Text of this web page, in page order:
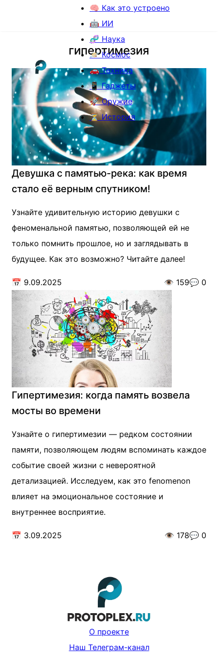
🧠 Как это устроено
🤖 ИИ
🧬 Наука
🪐 Космос
🚗 Техника
📱 Гаджеты
🚀 Оружие
⏳ История
гипертимезия
Девушка с памятью-река: как время
стало её верным спутником!
Узнайте удивительную историю девушки с
феноменальной памятью, позволяющей ей не
только помнить прошлое, но и заглядывать в
будущее. Как это возможно? Читайте далее!
📅 9.09.2025 👁️ 159💬 0
Гипертимезия: когда память возвела
мосты во времени
Узнайте о гипертимезии — редком состоянии
памяти, позволяющем людям вспоминать каждое
событие своей жизни с невероятной
детализацией. Исследуем, как это fenomenon
влияет на эмоциональное состояние и
внутреннее восприятие.
📅 3.09.2025 👁️ 178💬 0
О проекте
Наш Телеграм-канал